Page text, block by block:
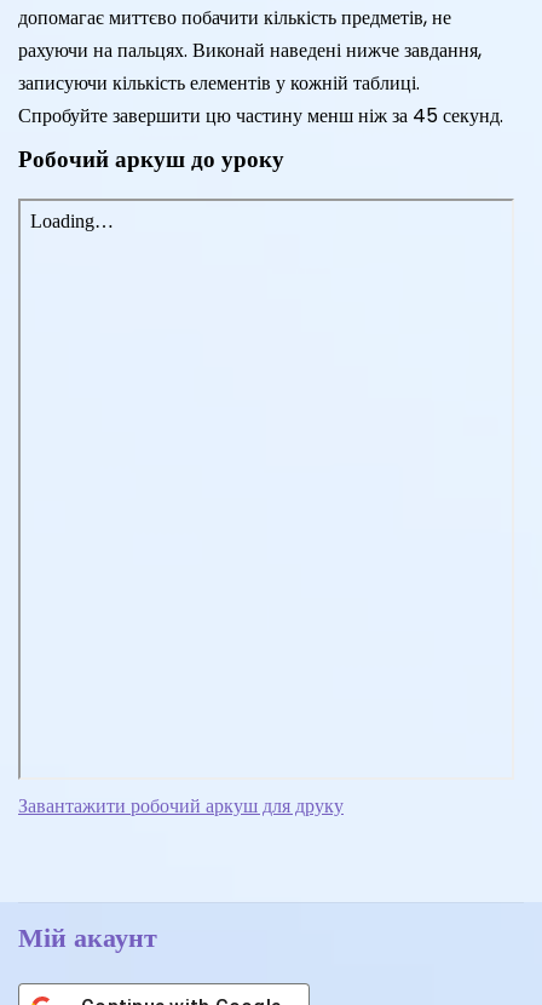
допомагає миттєво побачити кількість предметів, не
рахуючи на пальцях. Виконай наведені нижче завдання,
записуючи кількість елементів у кожній таблиці.
Спробуйте завершити цю частину менш ніж за 45 секунд.
Робочий аркуш до уроку
Завантажити робочий аркуш для друку
Мій акаунт